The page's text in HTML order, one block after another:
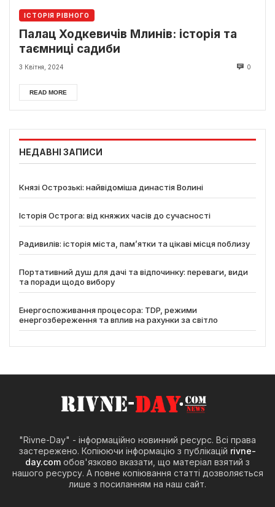
ІСТОРІЯ РІВНОГО
Палац Ходкевичів Млинів: історія та
таємниці садиби
3 Квітня, 2024 0
READ MORE
НЕДАВНІ ЗАПИСИ
Князі Острозькі: найвідоміша династія Волині
Історія Острога: від княжих часів до сучасності
Радивилів: історія міста, пам’ятки та цікаві місця поблизу
Портативний душ для дачі та відпочинку: переваги, види
та поради щодо вибору
Енергоспоживання процесора: TDP, режими
енергозбереження та вплив на рахунки за світло
"Rivne-Day" - інформаційно новинний ресурс. Всі права
застережено. Копіюючи інформацію з публікацій rivne-
day.com обов'язково вказати, що матеріал взятий з
нашого ресурсу. А повне копіювання статті дозволяється
лише з посиланням на наш сайт.